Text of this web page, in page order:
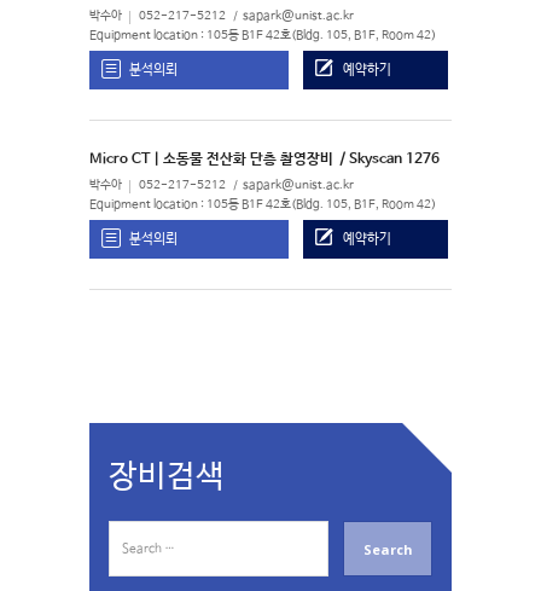
박수아 052-217-5212 sapark@unist.ac.kr
Equipment location : 105동 B1F 42호(Bldg. 105, B1F, Room 42)
분석의뢰 예약하기
Micro CT | 소동물 전산화 단층 촬영장비 / Skyscan 1276
박수아 052-217-5212 sapark@unist.ac.kr
Equipment location : 105동 B1F 42호(Bldg. 105, B1F, Room 42)
분석의뢰 예약하기
장비검색
a